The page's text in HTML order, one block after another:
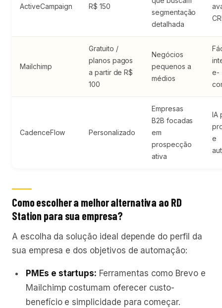
ActiveCampaign R$ 150
segmentação
detalhada
Mailchimp
Gratuito /
planos pagos
a partir de R$
100
Negócios
pequenos a
médios
e-
CadenceFlow Personalizado
Empresas
B2B focadas
em
prospecção
ativa
IA
e
Como escolher a melhor alternativa ao RD
Station para sua empresa?
A escolha da solução ideal depende do perfil da
sua empresa e dos objetivos de automação:
PMEs e startups: Ferramentas como Brevo e
Mailchimp costumam oferecer custo-
benefício e simplicidade para começar.